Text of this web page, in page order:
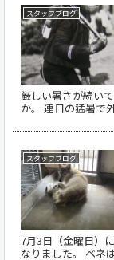
スタッフブログ
厳しい暑さが続い
か。 連日の猛暑で
スタッフブログ
7月3日（金曜日）
なりました。 ベネ